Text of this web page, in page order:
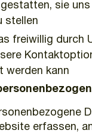
gestatten, sie uns
stellen
freiwillig durch
werden kann
erfassen,